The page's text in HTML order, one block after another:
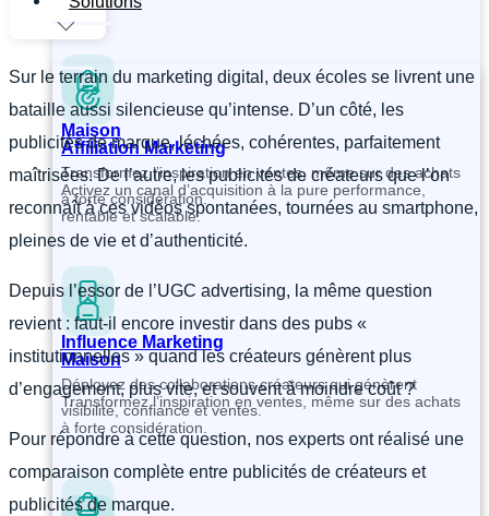
Maison
Transformez l’inspiration en ventes, même sur des achats
à forte considération.
Influence Marketing
Déployez des collaborations créateurs qui génèrent
visibilité, confiance et ventes.
Affiliation Marketing
Activez un canal d’acquisition à la pure performance,
rentable et scalable.
Maison
Transformez l’inspiration en ventes, même sur des achats
à forte considération.
Sur le terrain du marketing digital, deux écoles se livrent une
bataille aussi silencieuse qu’intense. D’un côté, les
publicités de marque, léchées, cohérentes, parfaitement
maîtrisées. De l’autre, les publicités de créateurs que l’on
reconnaît à ces vidéos spontanées, tournées au smartphone,
pleines de vie et d’authenticité.
Depuis l’essor de l’UGC advertising, la même question
revient : faut-il encore investir dans des pubs «
institutionnelles » quand les créateurs génèrent plus
d’engagement, plus vite, et souvent à moindre coût ?
Pour répondre à cette question, nos experts ont réalisé une
comparaison complète entre publicités de créateurs et
publicités de marque.